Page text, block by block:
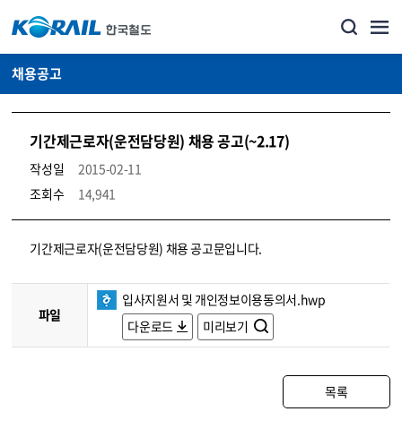
채용공고
기간제근로자(운전담당원) 채용 공고(~2.17)
작성일
2015-02-11
조회수
14,941
코레일소개_경영공시_채용공고 상세보기 – 내용, 파일, 담당자 연락처로 구성
기간제근로자(운전담당원) 채용 공고문입니다.
파일
입사지원서 및 개인정보이용동의서.hwp
다운로드
미리보기
목록